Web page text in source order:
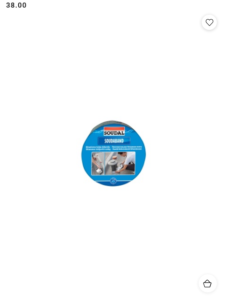
Cena:
38.00